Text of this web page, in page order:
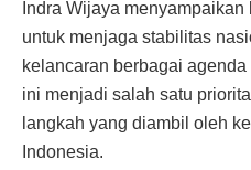
Indra Wijaya
untuk menjaga stabilitas
kelancaran berbagai
ini menjadi salah satu
langkah yang diambil oleh
Indonesia.